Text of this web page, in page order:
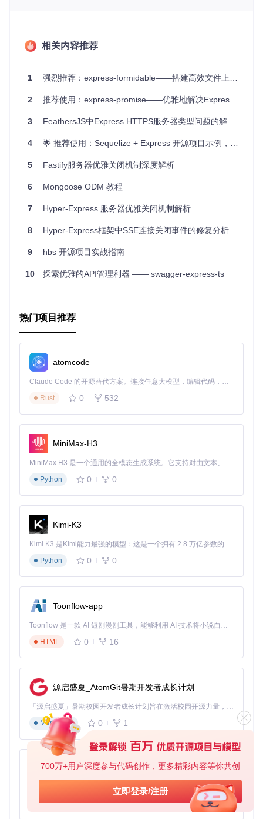
700万+用户深度参与代码创作，更多精彩内容等你共创
立即登录/注册
电子商务网站：在处理敏感客户信息（如支付详情）时，强
息泄露。
应用，HTTPS都是保障用户隐私的基本配置。
press-sslify能很好地配合反向代理工作。
复杂的配置。
选项。
级。
社区支持：遵循MIT许可，活跃的社区维护和更新，确保长
期可用性。
要尝试使用express-sslify，只需执行npm install expr
Hub上的讨论和贡献。
最后，感谢express-sslify
团队，他们的辛勤工作为我们带来了如此实用的工具。如果你
喜欢这个项目，记得关注他们的Twitter账号
获取更多优质项目的信息。
相关内容推荐
1 强烈推荐：express-formidable——搭建高效文件上传与表单解析桥梁的必备工具
2 推荐使用：express-promise——优雅地解决Express.js的异步渲染问题
3 FeathersJS中Express HTTPS服务器类型问题的解决方案
4 🌟 推荐使用：Sequelize + Express 开源项目示例，简化后端开发之旅
5 Fastify服务器优雅关闭机制深度解析
6 Mongoose ODM 教程
7 Hyper-Express 服务器优雅关闭机制解析
8 Hyper-Express框架中SSE连接关闭事件的修复分析
9 hbs 开源项目实战指南
10 探索优雅的API管理利器 —— swagger-express-ts
热门项目推荐
atomcode
Claude Code 的开源替代方案。连接任意大模型，编辑代码，运行命令，自动验证 — 全自动执行。用 Rust 构建，极致性能。 ｜ An open-source alternative to Claude Code. Connect any LLM, edit code, run commands, and verify changes — autonomously. Built in Rust for speed. Get Started
Rust
0 532
MiniMax-H3
MiniMax H3 是一个通用的全模态生成系统。它支持对由文本、图像、视频和音频组成的多模态上下文进行统一理解，并能生成分辨率高达 2K、时长可达 15 秒的带原生立体声音频的视频。得益于面向任务泛化的系统设计，H3 在预训练阶段就已具备广泛的多模态上下文理解与生成能力，能够出色地执行复杂的多模态指令。
Python
0 0
Kimi-K3
Kimi K3 是Kimi能力最强的模型：这是一个拥有 2.8 万亿参数的混合专家（MoE）模型，具备原生视觉理解能力，并支持 100 万 token 的上下文窗口。
Python
0 0
Toonflow-app
Toonflow 是一款 AI 短剧漫剧工具，能够利用 AI 技术将小说自动转化为剧本，并结合 AI 生成的图片和视频，实现高效的短剧创作。借助 Toonflow，可以轻松完成从文字到影像的全流程，让短剧制作变得更加智能与便捷。
HTML
0 16
源启盛夏_AtomGit暑期开发者成长计划
「源启盛夏」暑期校园开发者成长计划旨在激活校园开源力量，通过积分激励、认证扶持、资源倾斜等形式，引导高校组织和开发者完成「入驻 — 建项目 — 做贡献 — 获认证 — 得资源」的完整闭环。无论你是想带领社团入驻平台的组织者，还是希望用代码贡献证明自己的开发者，都能在这里找到属于你的成长路径。
Markdown
0 1
AionUi
免费、本地、开源的 24/7 全天候 Cowork 应用，以及适用于 Gemini CLI、Claude Code、Codex、OpenCode、Qwen Code、Goose CLI、Auggie 等的 OpenClaw | 🌟 喜欢就点star吧
TypeScript
0 6